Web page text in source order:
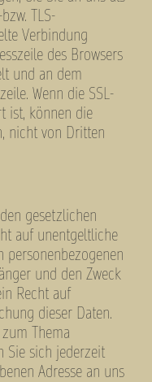
TLS-
Verbindung
des Browsers
und an dem
Wenn die SSL-
ist, können die
nicht von Dritten
gesetzlichen
auf unentgeltliche
personenbezogenen
und den Zweck
Recht auf
dieser Daten.
Thema
Sie sich jederzeit
Adresse an uns